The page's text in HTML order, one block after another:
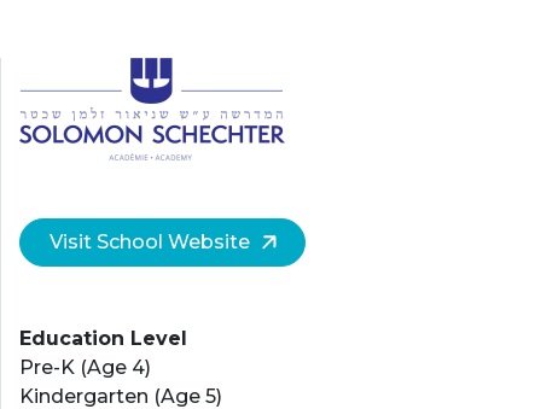
Visit School Website
Education Level
Pre-K (Age 4)
Kindergarten (Age 5)